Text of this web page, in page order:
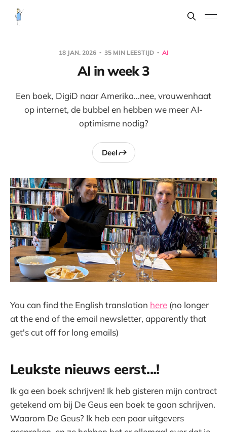
18 JAN. 2026 35 MIN LEESTIJD AI
AI in week 3
Een boek, DigiD naar Amerika...nee, vrouwenhaat
op internet, de bubbel en hebben we meer AI-
optimisme nodig?
Deel
You can find the English translation here (no longer
at the end of the email newsletter, apparently that
get's cut off for long emails)
Leukste nieuws eerst...!
Ik ga een boek schrijven! Ik heb gisteren mijn contract
getekend om bij De Geus een boek te gaan schrijven.
Waarom De Geus? Ik heb een paar uitgevers